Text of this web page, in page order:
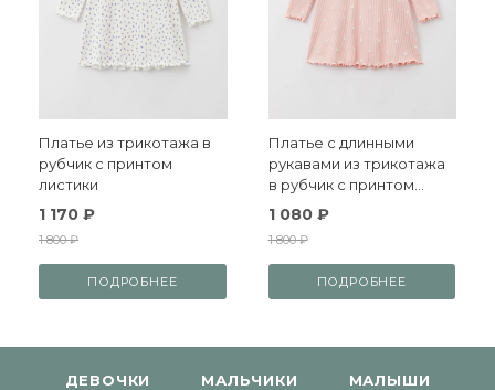
Платье из трикотажа в
рубчик с принтом
листики
1 170 ₽
1 800 ₽
ПОДРОБНЕЕ
Платье с длинными
рукавами из трикотажа
в рубчик с принтом
ромашки
1 080 ₽
1 800 ₽
ПОДРОБНЕЕ
ДЕВОЧКИ МАЛЬЧИКИ МАЛЫШИ